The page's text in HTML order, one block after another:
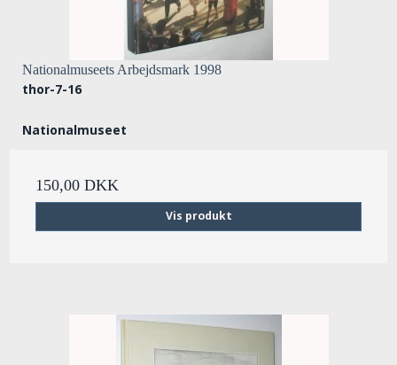
Nationalmuseets Arbejdsmark 1998
thor-7-16
Nationalmuseet
150,00 DKK
Vis produkt